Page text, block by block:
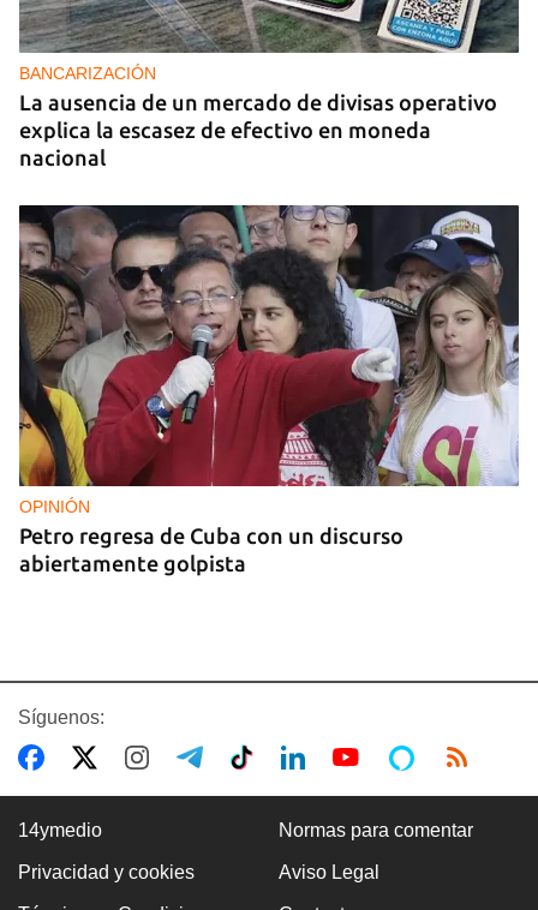
BANCARIZACIÓN
La ausencia de un mercado de divisas operativo
explica la escasez de efectivo en moneda
nacional
OPINIÓN
Petro regresa de Cuba con un discurso
abiertamente golpista
Síguenos:
14ymedio Normas para comentar
Privacidad y cookies Aviso Legal